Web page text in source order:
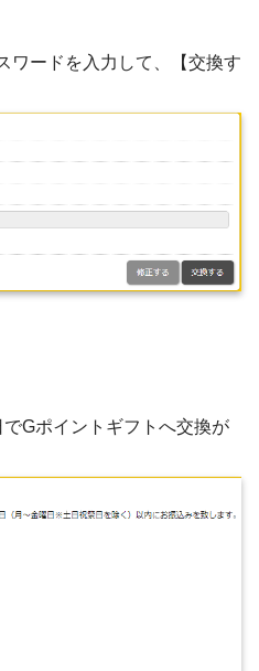
ワードを入力して、【交換す
Gポイントギフトへ交換が